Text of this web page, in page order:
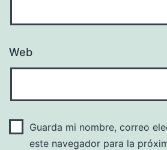
Web
Guarda mi nombre, correo
este navegador para la